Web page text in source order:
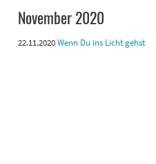
November 2020
22.11.2020Wenn Du ins Licht gehst